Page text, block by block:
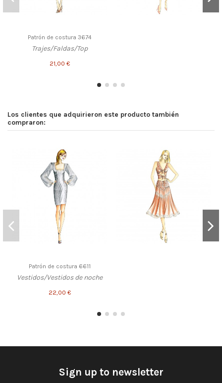
Patrón de costura 3674
Trajes/Faldas/Top
21,00 €
Los clientes que adquirieron este producto también
compraron:
Patrón de costura 6611
Vestidos/Vestidos de noche
22,00 €
Sign up to newsletter